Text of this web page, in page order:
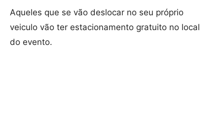
Aqueles que se vão deslocar no seu próprio
veiculo vão ter estacionamento gratuito no local
do evento.